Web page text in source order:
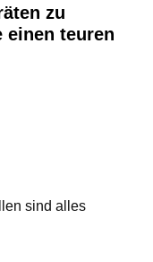
zu
einen teuren
sind alles